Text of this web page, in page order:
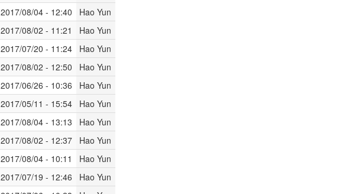
2017/08/04 - 12:40
Hao Yun
2017/08/02 - 11:21
Hao Yun
2017/07/20 - 11:24
Hao Yun
2017/08/02 - 12:50
Hao Yun
2017/06/26 - 10:36
Hao Yun
2017/05/11 - 15:54
Hao Yun
2017/08/04 - 13:13
Hao Yun
2017/08/02 - 12:37
Hao Yun
2017/08/04 - 10:11
Hao Yun
2017/07/19 - 12:46
Hao Yun